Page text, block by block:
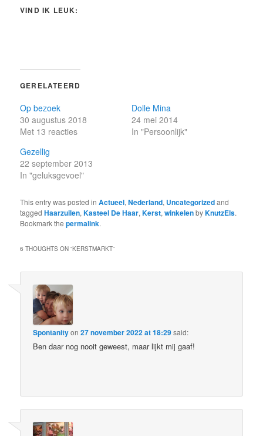
VIND IK LEUK:
GERELATEERD
Op bezoek
30 augustus 2018
Met 13 reacties
Dolle Mina
24 mei 2014
In "Persoonlijk"
Gezellig
22 september 2013
In "geluksgevoel"
This entry was posted inActueel,Nederland, Uncategorizedand
taggedHaarzuilen,Kasteel De Haar,Kerst,winkelenbyKnutzEls.
Bookmark thepermalink.
6 THOUGHTS ON “KERSTMARKT”
Spontanityon27 november 2022 at 18:29said:
Ben daar nog nooit geweest, maar lijkt mij gaaf!